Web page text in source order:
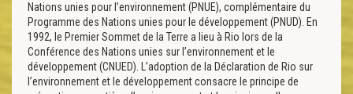
Nations unies pour l’environnement (PNUE), complémentaire du
Programme des Nations unies pour le développement (PNUD). En
1992, le Premier Sommet de la Terre a lieu à Rio lors de la
Conférence des Nations unies sur l’environnement et le
développement (CNUED). L’adoption de la Déclaration de Rio sur
l’environnement et le développement consacre le principe de